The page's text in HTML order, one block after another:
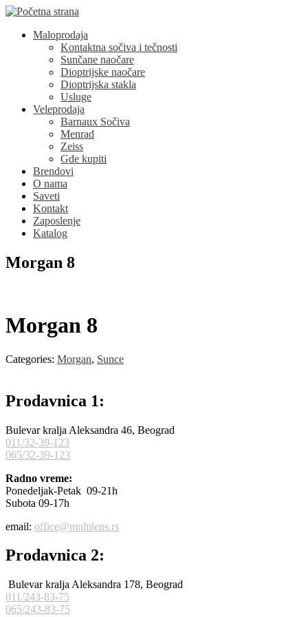
Maloprodaja
Kontaktna sočiva i tečnosti
Sunčane naočare
Dioptrijske naočare
Dioptrijska stakla
Usluge
Veleprodaja
Barnaux Sočiva
Menrad
Zeiss
Gde kupiti
Brendovi
O nama
Saveti
Kontakt
Zaposlenje
Katalog
Morgan 8
Morgan 8
Categories: Morgan, Sunce
Prodavnica 1:
Bulevar kralja Aleksandra 46, Beograd
011/32-39-123
065/32-39-123
Radno vreme:
Ponedeljak-Petak 09-21h
Subota 09-17h
email: office@multilens.rs
Prodavnica 2:
Bulevar kralja Aleksandra 178, Beograd
011/243-83-75
065/243-83-75